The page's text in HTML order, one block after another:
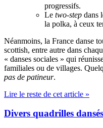
progressifs.
Le two-step dans
la polka, à ceux
Néanmoins, la France danse
scottish, entre autre dans
« danses sociales » qui
familiales ou de villages.
pas de patineur.
Lire le reste de cet article »
Divers quadrilles